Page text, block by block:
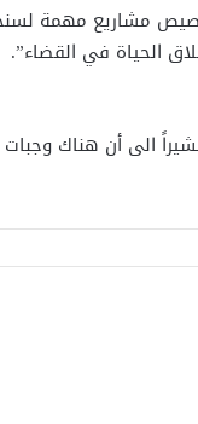
مشاريع مهمة
الحياة في القضاء”.
مستشفى في سنوني سعة 50 سرير، مشيراً